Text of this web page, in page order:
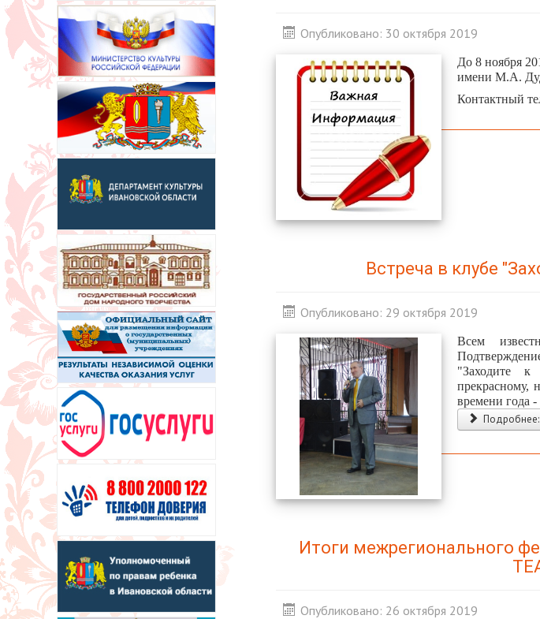
Опубликовано: 30 октября 2019
До 8 ноября
имени М.А.
Контактный
Встреча в клубе
Опубликовано: 29 октября 2019
Всем
"Заходите
прекрасному,
времени года -
Итоги межрегионального
Опубликовано: 26 октября 2019